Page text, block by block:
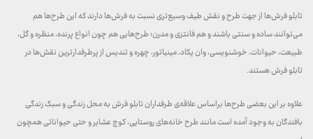
تابلو فرش‌ها از جهت طرح و نقش طیف وسیع‌تری نسبت به فرش‌ها دارند که این طرح‌ها هم
می‌توانند ساده و سنتی باشند و هم فانتزی و مدرن؛ طرح‌هایی هم چون انواع پرنده، منظره و گل،
طبیعت، حیوانات، خوشنویسی، وان یکاد، مینیاتور، چهره و تندیس از پرطرفدارترین نقش‌ها در
تابلو فرش هستند.
علاوه بر این بعضی طرح‌ها براساس علاقه‌ی طرفداران تابلو فرش به محل زندگی و سبک زندگی
بافندگان به وجود آمده است مانند طرح خانه‌های روستایی، کوچ عشایر و حتی حیواناتی همچون